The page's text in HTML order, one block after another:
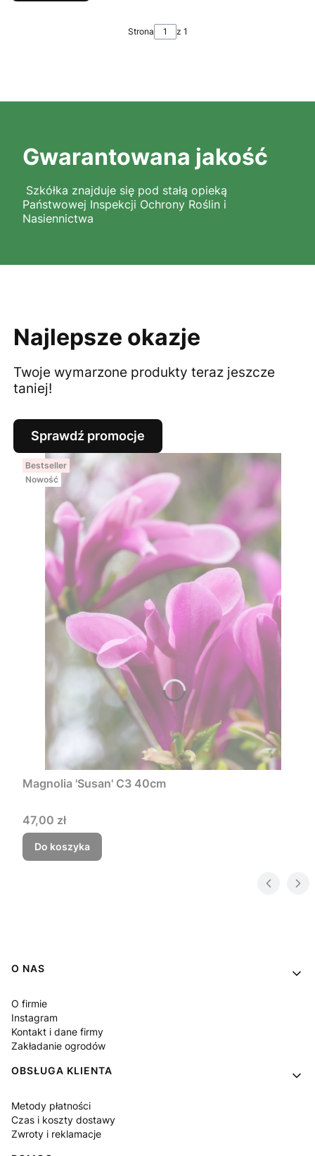
Strona z 1
Gwarantowana jakość
Szkółka znajduje się pod stałą opieką
Państwowej Inspekcji Ochrony Roślin i
Nasiennictwa
Najlepsze okazje
Twoje wymarzone produkty teraz jeszcze
taniej!
Sprawdź promocje
Bestseller
Nowość
Magnolia 'Susan' C3 40cm
Cena
47,00 zł
Do koszyka
Linki w stopce
O NAS
O firmie
Instagram
Kontakt i dane firmy
Zakładanie ogrodów
OBSŁUGA KLIENTA
Metody płatności
Czas i koszty dostawy
Zwroty i reklamacje